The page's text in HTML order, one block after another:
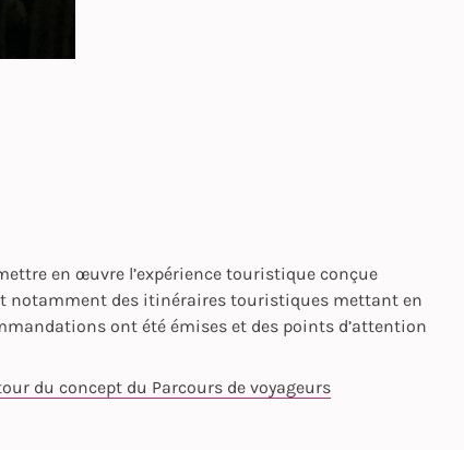
en œuvre l’expérience touristique conçue
notamment des itinéraires touristiques mettant en
ont été émises et des points d’attention
du concept du Parcours de voyageurs